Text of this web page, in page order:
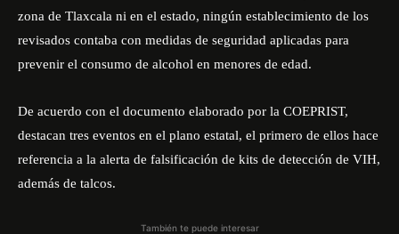
zona de Tlaxcala ni en el estado, ningún establecimiento de los
revisados contaba con medidas de seguridad aplicadas para
prevenir el consumo de alcohol en menores de edad.
De acuerdo con el documento elaborado por la COEPRIST,
destacan tres eventos en el plano estatal, el primero de ellos hace
referencia a la alerta de falsificación de kits de detección de VIH,
además de talcos.
También te puede interesar